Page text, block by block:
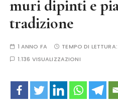
muri dipinti e
tradizione
1 ANNO FA TEMPO DI
1.136 VISUALIZZAZIONI